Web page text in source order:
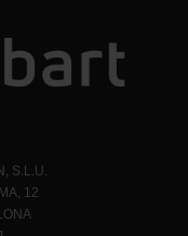
S.L.U.
12